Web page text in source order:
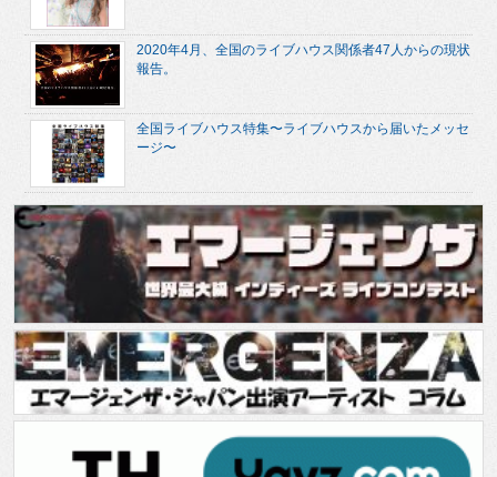
2020年4月、全国のライブハウス関係者47人からの現状
報告。
全国ライブハウス特集〜ライブハウスから届いたメッセ
ージ〜